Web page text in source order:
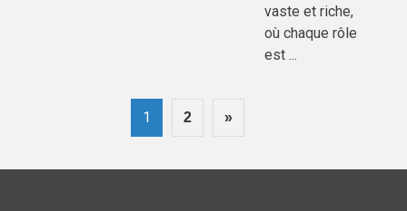
vaste et riche,
où chaque rôle
est ...
1 2 »